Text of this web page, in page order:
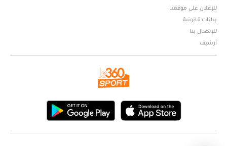
للإعلان على موقعنا
بيانات قانونية
للإتصال بنا
أرشيف